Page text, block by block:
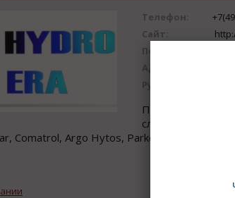
Телефон:
Сайт:
Почта:
Адрес:
Продажа, подбор
следующие
Comatrol, Argo Hytos, Parker, Eppensteiner,